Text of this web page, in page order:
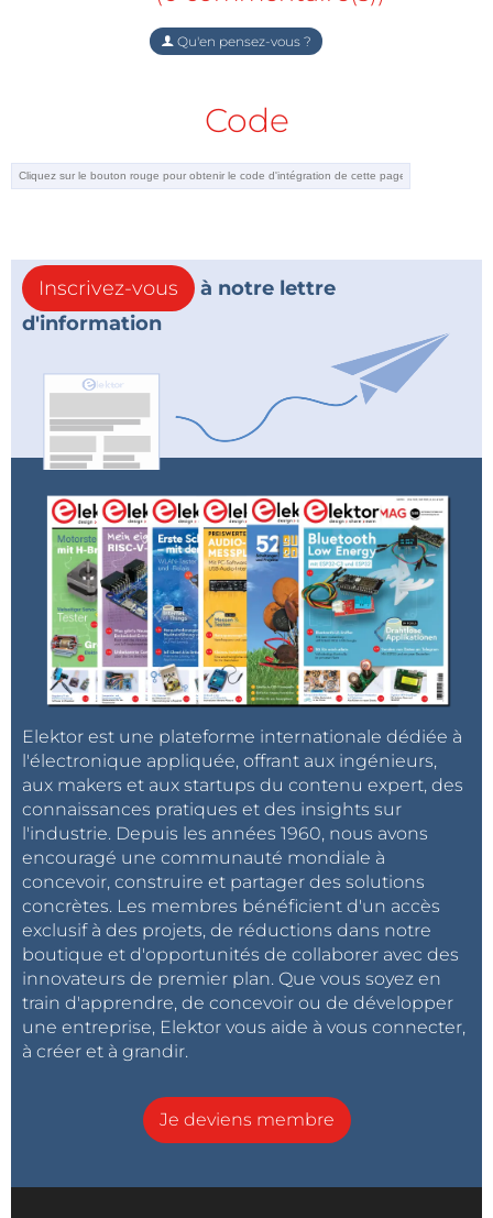
Qu'en pensez-vous ?
Code
Inscrivez-vous
à notre lettre
d'information
Elektor est une plateforme internationale dédiée à
l'électronique appliquée, offrant aux ingénieurs,
aux makers et aux startups du contenu expert, des
connaissances pratiques et des insights sur
l'industrie. Depuis les années 1960, nous avons
encouragé une communauté mondiale à
concevoir, construire et partager des solutions
concrètes. Les membres bénéficient d'un accès
exclusif à des projets, de réductions dans notre
boutique et d'opportunités de collaborer avec des
innovateurs de premier plan. Que vous soyez en
train d'apprendre, de concevoir ou de développer
une entreprise, Elektor vous aide à vous connecter,
à créer et à grandir.
Je deviens membre